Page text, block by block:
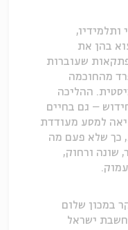
ותלמידיו,
בהן את
שעוברות
מהחוכמה
ההליכה
– גם בחיים
למסע מעודדת
כך שלא פעם מה
שונה ורחוק,
במכון שלום
ישראל